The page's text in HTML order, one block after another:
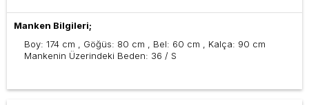
Manken Bilgileri;
Boy: 174 cm , Göğüs: 80 cm , Bel: 60 cm , Kalça: 90 cm
Mankenin Üzerindeki Beden: 36 / S